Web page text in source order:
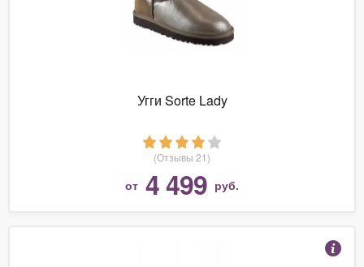
Угги Sorte Lady
(Отзывы 21)
от 4 499 руб.